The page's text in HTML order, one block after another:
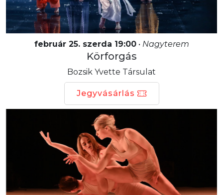
február 25. szerda 19:00• Nagyterem
Körforgás
Bozsik Yvette Társulat
Jegyvásárlás